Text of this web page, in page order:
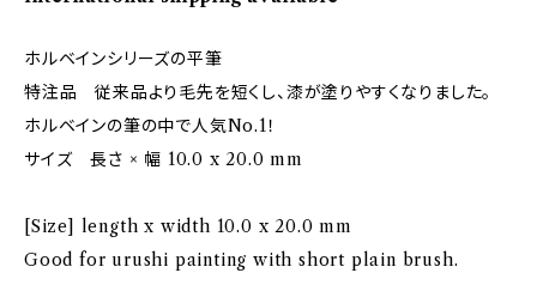
ホルベインシリーズの平筆
特注品 従来品より毛先を短くし、漆が塗りやすくなりました。
ホルベインの筆の中で人気No.1！
サイズ 長さ × 幅 10.0 x 20.0 mm
[Size] length x width 10.0 x 20.0 mm
Good for urushi painting with short plain brush.